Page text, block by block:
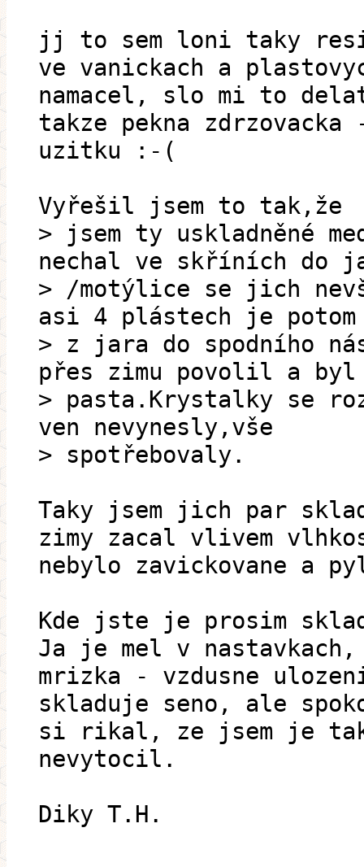
jj to sem loni taky
ve vanickach a
namacel, slo mi to
takze pekna zdrzovacka
uzitku :-(
Vyřešil jsem to tak,že
> jsem ty uskladněné
nechal ve skříních do
> /motýlice se jich
asi 4 plástech je potom
> z jara do spodního
přes zimu povolil a byl
> pasta.Krystalky se
ven nevynesly,vše
> spotřebovaly.
Taky jsem jich par
zimy zacal vlivem
nebylo zavickovane a
Kde jste je prosim
Ja je mel v
mrizka - vzdusne
skladuje seno, ale
si rikal, ze jsem je
nevytocil.
Diky T.H.